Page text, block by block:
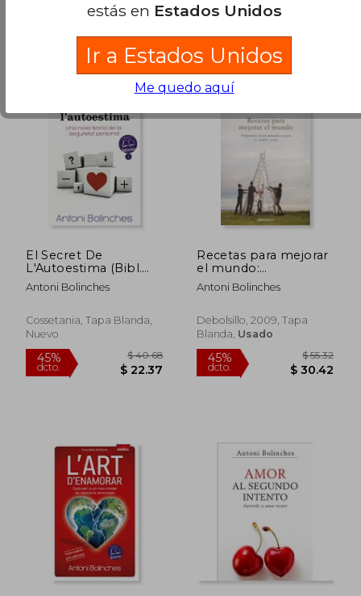
40%
dcto.
45%
dcto.
El Secret De
L'Autoestima (Bibl.
Antoni Bolinches)
Antoni Bolinches
Cossetania, Tapa Blanda,
Nuevo
Recetas para mejorar
el mundo:
Propuestas
humanistas para un
Antoni Bolinches
Debolsillo, 2009, Tapa
Blanda, Usado
estás en Estados Unidos
Ir a Estados Unidos
Me quedo aquí